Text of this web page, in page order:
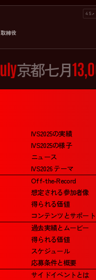
雄太
菱地所
進営業部
業創造部
Co-Founder
締役
4S↗
京都七月
IVS2025の実績
IVS2025の様子
ニュース
IVS2026 テーマ
Off-the-Record
想定される参加者像
得られる価値
コンテンツとサポート
過去実績とムービー
得られる価値
スケジュール
応募条件と概要
サイドイベントとは